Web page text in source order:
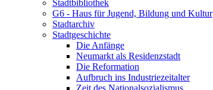
Stadtbibliothek
G6 - Haus für Jugend, Bildung und Kultur
Stadtarchiv
Stadtgeschichte
Die Anfänge
Neumarkt als Residenzstadt
Die Reformation
Aufbruch ins Industriezeitalter
Zeit des Nationalsozialismus